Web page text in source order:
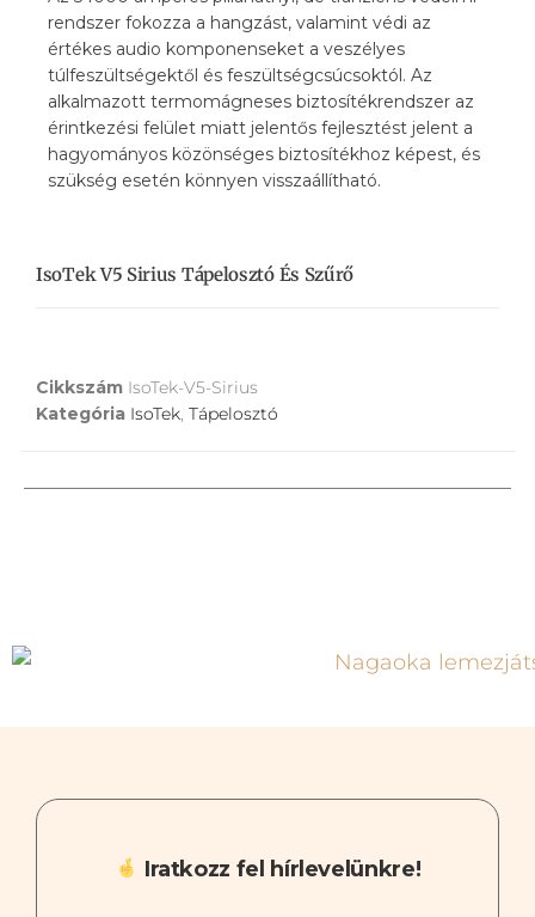
rendszer fokozza a hangzást, valamint védi az
értékes audio komponenseket a veszélyes
túlfeszültségektől és feszültségcsúcsoktól. Az
alkalmazott termomágneses biztosítékrendszer az
érintkezési felület miatt jelentős fejlesztést jelent a
hagyományos közönséges biztosítékhoz képest, és
szükség esetén könnyen visszaállítható.
IsoTek V5 Sirius Tápelosztó És Szűrő
Cikkszám IsoTek-V5-Sirius
Kategória IsoTek, Tápelosztó
Iratkozz fel hírlevelünkre!